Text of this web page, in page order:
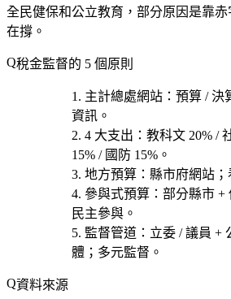
全民健保和公立教育，部分原因是靠
在撐。
稅金監督的 5 個原則
主計總處網站 ：預算 / 決
資訊。
4 大支出 ：教科文 20% /
15% / 國防 15%。
地方預算 ：縣市府網站
參與式預算 ：部分縣市 +
民主參與。
監督管道 ：立委 / 議員 +
體；多元監督。
資料來源